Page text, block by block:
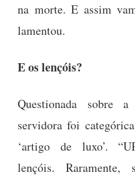
na morte. E assim
lamentou.
E os lençóis?
Questionada sobre
servidora foi
‘artigo de luxo’.
lençóis. Raramente,